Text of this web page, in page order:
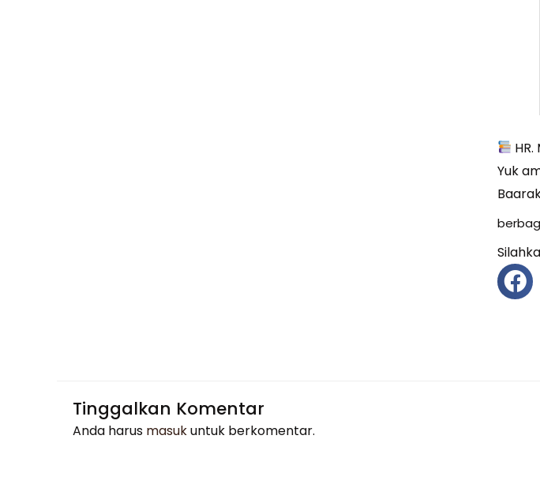
Yuk
Tinggalkan Komentar
Anda harus masukuntuk berkomentar.